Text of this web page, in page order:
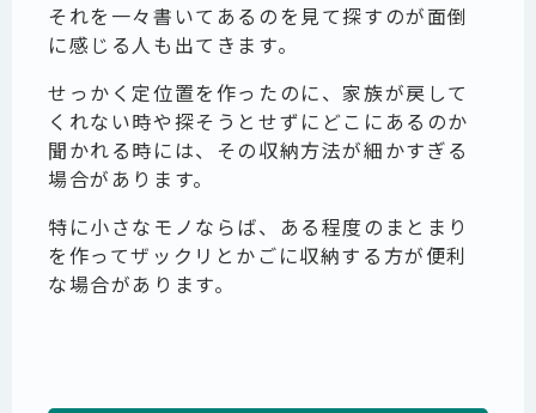
それを一々書いてあるのを見て探すのが面倒
に感じる人も出てきます。
せっかく定位置を作ったのに、家族が戻して
くれない時や探そうとせずにどこにあるのか
聞かれる時には、その収納方法が細かすぎる
場合があります。
特に小さなモノならば、ある程度のまとまり
を作ってザックリとかごに収納する方が便利
な場合があります。